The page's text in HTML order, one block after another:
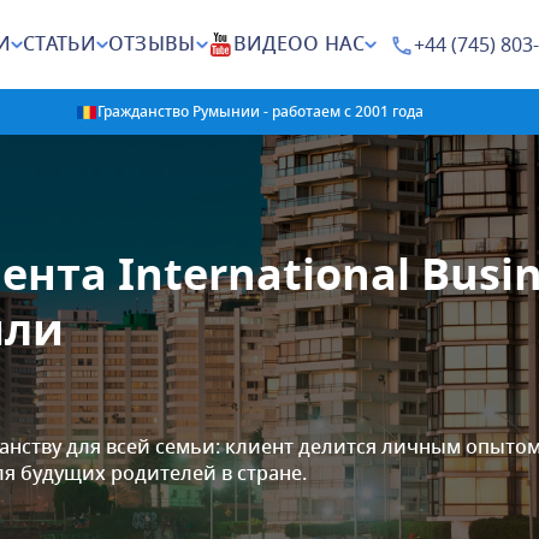
СТАТЬИ ОТЗЫВЫ ВИДЕОО НАС +44 (745)
Гражданство Румынии - работаем с 2001 года
International
для всей семьи: клиент делится личным
будущих родителей в стране.